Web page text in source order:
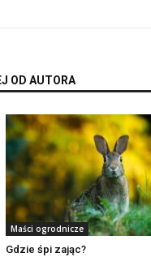
OD AUTORA
Maści ogrodnicze
Gdzie śpi zając?